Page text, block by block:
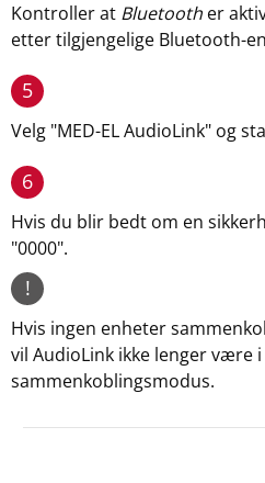
Kontroller at Bluetooth er
etter tilgjengelige Bluetooth-
5
Velg "MED-EL AudioLink" og
6
Hvis du blir bedt om en
"0000".
!
Hvis ingen enheter
vil AudioLink ikke lenger være i
sammenkoblingsmodus.